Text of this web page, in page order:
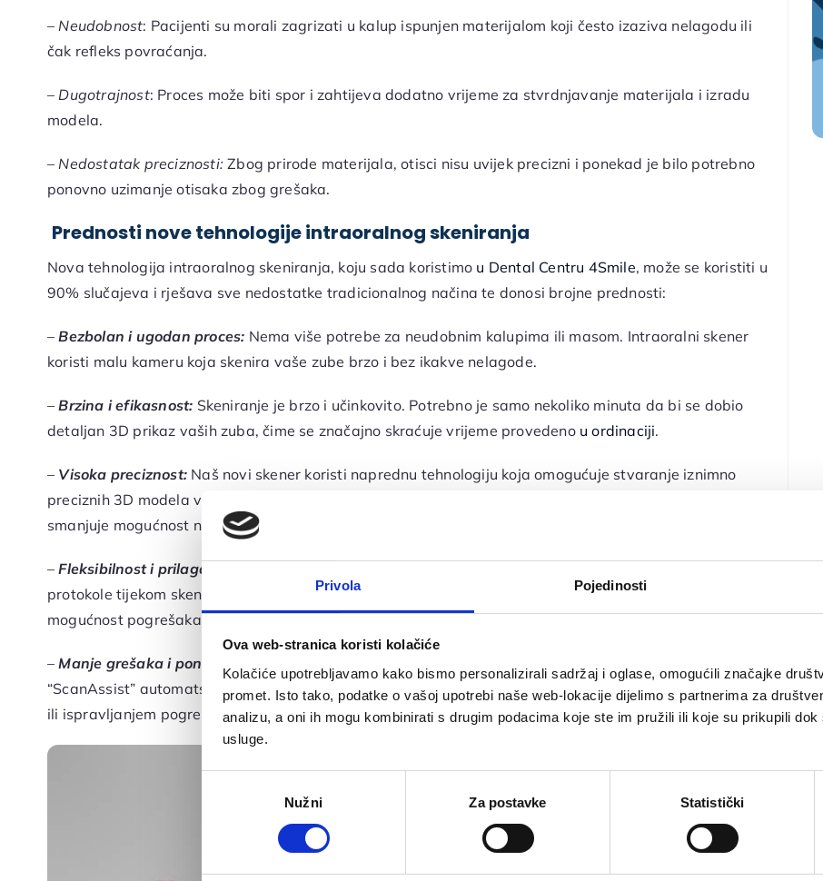
Privola Pojedinosti
Ova web-stranica koristi kolačiće
Kolačiće upotrebljavamo kako bismo personalizirali sadržaj i oglase, omogućili značajke
promet. Isto tako, podatke o vašoj upotrebi naše web-lokacije dijelimo s partnerima za
analizu, a oni ih mogu kombinirati s drugim podacima koje ste im pružili ili koje su prikupili
usluge.
Nužni Za postavke Statistički
–Neudobnost: Pacijenti su morali zagrizati u kalup ispunjen materijalom koji često izaziva nelagodu ili
čak refleks povraćanja.
–Dugotrajnost: Proces može biti spor i zahtijeva dodatno vrijeme za stvrdnjavanje materijala i izradu
modela.
–Nedostatak preciznosti:Zbog prirode materijala, otisci nisu uvijek precizni i ponekad je bilo potrebno
ponovno uzimanje otisaka zbog grešaka.
Prednosti nove tehnologije intraoralnog skeniranja
Nova tehnologija intraoralnog skeniranja, koju sada koristimo u Dental Centru 4Smile, može se koristiti u
90% slučajeva i rješava sve nedostatke tradicionalnog načina te donosi brojne prednosti:
–Bezbolan i ugodan proces: Nema više potrebe za neudobnim kalupima ili masom. Intraoralni skener
koristi malu kameru koja skenira vaše zube brzo i bez ikakve nelagode.
–Brzina i efikasnost: Skeniranje je brzo i učinkovito. Potrebno je samo nekoliko minuta da bi se dobio
detaljan 3D prikaz vaših zuba, čime se značajno skraćuje vrijeme provedeno u ordinaciji.
– Visoka preciznost:Naš novi skener koristi naprednu tehnologiju koja omogućuje stvaranje iznimno
preciznih 3D modela vaših zuba. Time se osigurava bolja prilagodba
smanjuje mogućnost naknadnih korekcija.
–Fleksibilnost i prilagodljivost:
protokole tijekom skeniranja. Skener omogućuje slobodno kretanje po ustima, čime se smanjuje
mogućnost pogrešaka i povećava učinkovitost.
–Manje grešaka i ponavljanja:
“ScanAssist” automatski usklađuje skenirane slike, čime se smanjuje potreba za ponovnim skeniranjem
ili ispravljanjem pogrešaka.